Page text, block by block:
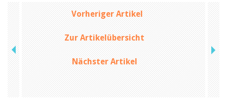
Vorheriger Artikel
Zur Artikelübersicht
Nächster Artikel